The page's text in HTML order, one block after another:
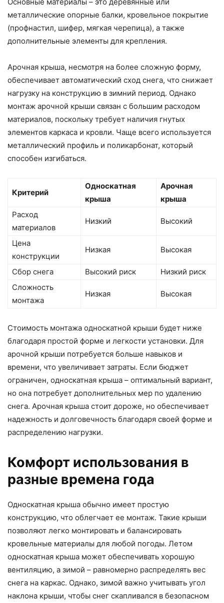
металлические опорные балки, кровельное покрытие
(профнастил, шифер, мягкая черепица), а также
дополнительные элементы для крепления.
Арочная крыша, несмотря на более сложную форму,
обеспечивает автоматический сход снега, что снижает
нагрузку на конструкцию в зимний период. Однако
монтаж арочной крыши связан с большим расходом
материалов, поскольку требует наличия гнутых
элементов каркаса и кровли. Чаще всего используется
металлический профиль и поликарбонат, который
способен изгибаться.
Критерий
Односкатная
крыша
Арочная
крыша
Расход
материалов
Низкий Высокий
Цена
конструкции
Низкая Высокая
Сбор снега Высокий риск
Низкий риск
Сложность
монтажа
Низкая Высокая
Стоимость монтажа односкатной крыши будет ниже
благодаря простой форме и легкости установки. Для
арочной крыши потребуется больше навыков и
времени, что увеличивает затраты. Если бюджет
ограничен, односкатная крыша – оптимальный вариант,
но она потребует дополнительных мер по удалению
снега. Арочная крыша стоит дороже, но обеспечивает
надежность и долговечность благодаря своей форме и
распределению нагрузки.
Комфорт использования в
разные времена года
Односкатная крыша обычно имеет простую
конструкцию, что облегчает ее монтаж. Такие крыши
позволяют легко монтировать и балансировать
кровельные материалы для любой погоды. Летом
односкатная крыша может обеспечивать хорошую
вентиляцию, а зимой – равномерно распределять вес
снега на каркас. Однако, зимой важно учитывать угол
наклона крыши, чтобы снег скапливался в безопасном